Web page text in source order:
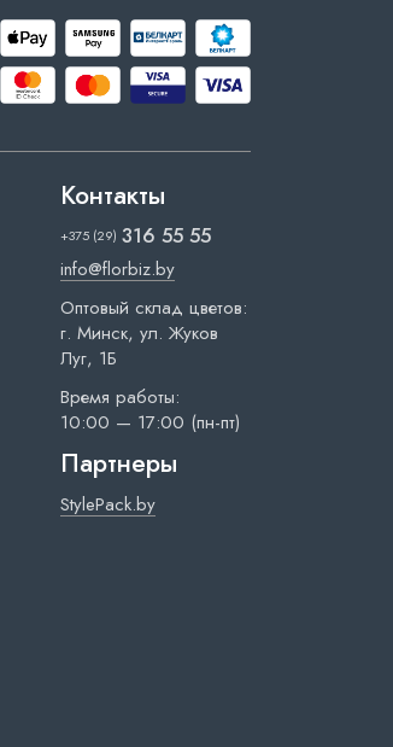
Контакты
+375 (29) 316 55 55
info@florbiz.by
Оптовый склад цветов:
г. Минск, ул. Жуков
Луг, 1Б
Время работы:
10:00 — 17:00 (пн-пт)
Партнеры
StylePack.by